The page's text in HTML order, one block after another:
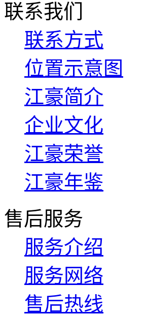
联系我们
联系方式
位置示意图
江豪简介
企业文化
江豪荣誉
江豪年鉴
售后服务
服务介绍
服务网络
售后热线